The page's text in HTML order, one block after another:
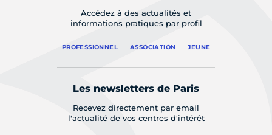
Accédez à des actualités et
informations pratiques par profil
PROFESSIONNEL ASSOCIATION JEUNE
Les newsletters de Paris
Recevez directement par email
l'actualité de vos centres d'intérêt